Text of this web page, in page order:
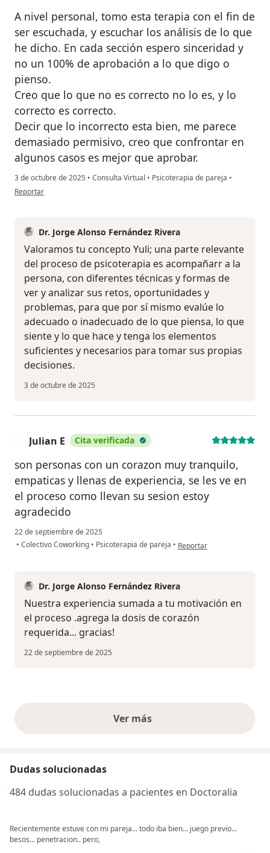
A nivel personal, tomo esta terapia con el fin de
ser escuchada, y escuchar los análisis de lo que
he dicho. En cada sección espero sinceridad y
no un 100% de aprobación a lo que digo o
pienso.
Creo que lo que no es correcto no lo es, y lo
correcto es correcto.
Decir que lo incorrecto esta bien, me parece
demasiado permisivo, creo que confrontar en
algunos casos es mejor que aprobar.
3 de octubre de 2025 • Consulta Virtual • Psicoterapia de pareja •
en opinión del usuario Yuli
Reportar
Dr. Jorge Alonso Fernández Rivera
Valoramos tu concepto Yuli; una parte relevante
del proceso de psicoterapia es acompañarr a la
persona, con diferentes técnicas y formas de
ver y analizar sus retos, oportunidades y
problemas, para que por sí mismo evalúe lo
adecuado o inadecuado de lo que piensa, lo que
siente y lo que hace y tenga los elementos
suficientes y necesarios para tomar sus propias
decisiones.
3 de octubre de 2025
Julian E Cita verificada
son personas con un corazon muy tranquilo,
empaticas y llenas de experiencia, se les ve en
el proceso como llevan su sesion estoy
agradecido
22 de septiembre de 2025
• Colectivo Coworking • Psicoterapia de pareja • en opinión del usuario
Reportar
Dr. Jorge Alonso Fernández Rivera
Nuestra experiencia sumada a tu motivación en
el proceso .agrega la dosis de corazón
requerida... gracias!
22 de septiembre de 2025
Ver másopiniones anteriores
Dudas solucionadas
484 dudas solucionadas a pacientes en Doctoralia
Recientemente estuve con mi pareja... todo iba bien... juego previo...
besos... penetracion.. pero,